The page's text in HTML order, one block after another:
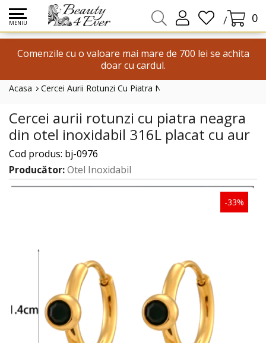
MENIU / 0
Comenzile cu o valoare mai mare de 700 lei se achita
doar cu cardul.
Acasa Cercei Aurii Rotunzi Cu Piatra Neagra Din Otel Inoxidabil
Cercei aurii rotunzi cu piatra neagra
din otel inoxidabil 316L placat cu aur
Cod produs: bj-0976
Producător:Otel Inoxidabil
-33%